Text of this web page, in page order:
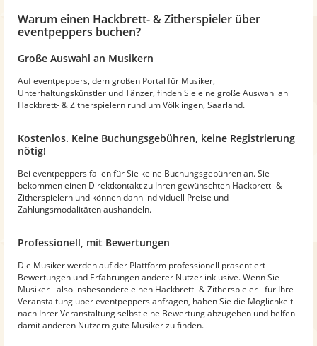
Warum einen Hackbrett- & Zitherspieler über
eventpeppers buchen?
Große Auswahl an Musikern
Auf eventpeppers, dem großen Portal für Musiker,
Unterhaltungskünstler und Tänzer, finden Sie eine große Auswahl an
Hackbrett- & Zitherspielern rund um Völklingen, Saarland.
Kostenlos. Keine Buchungsgebühren, keine Registrierung
nötig!
Bei eventpeppers fallen für Sie keine Buchungsgebühren an. Sie
bekommen einen Direktkontakt zu Ihren gewünschten Hackbrett- &
Zitherspielern und können dann individuell Preise und
Zahlungsmodalitäten aushandeln.
Professionell, mit Bewertungen
Die Musiker werden auf der Plattform professionell präsentiert -
Bewertungen und Erfahrungen anderer Nutzer inklusive. Wenn Sie
Musiker - also insbesondere einen Hackbrett- & Zitherspieler - für Ihre
Veranstaltung über eventpeppers anfragen, haben Sie die Möglichkeit
nach Ihrer Veranstaltung selbst eine Bewertung abzugeben und helfen
damit anderen Nutzern gute Musiker zu finden.